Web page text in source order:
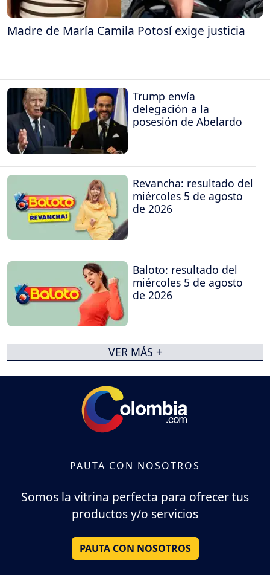
Madre de María Camila Potosí exige justicia
Trump envía
delegación a la
posesión de Abelardo
Revancha: resultado del
miércoles 5 de agosto
de 2026
Baloto: resultado del
miércoles 5 de agosto
de 2026
VER MÁS +
PAUTA CON NOSOTROS
Somos la vitrina perfecta para ofrecer tus
productos y/o servicios
PAUTA CON NOSOTROS